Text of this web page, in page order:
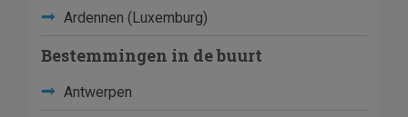
Ardennen (Luxemburg)
Bestemmingen in de buurt
Antwerpen